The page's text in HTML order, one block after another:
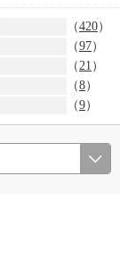
（420）
（97）
（21 ）
（8）
（9）